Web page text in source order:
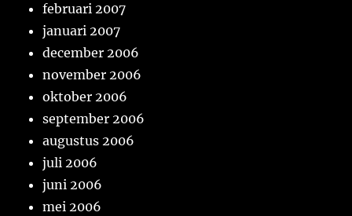
februari 2007
januari 2007
december 2006
november 2006
oktober 2006
september 2006
augustus 2006
juli 2006
juni 2006
mei 2006